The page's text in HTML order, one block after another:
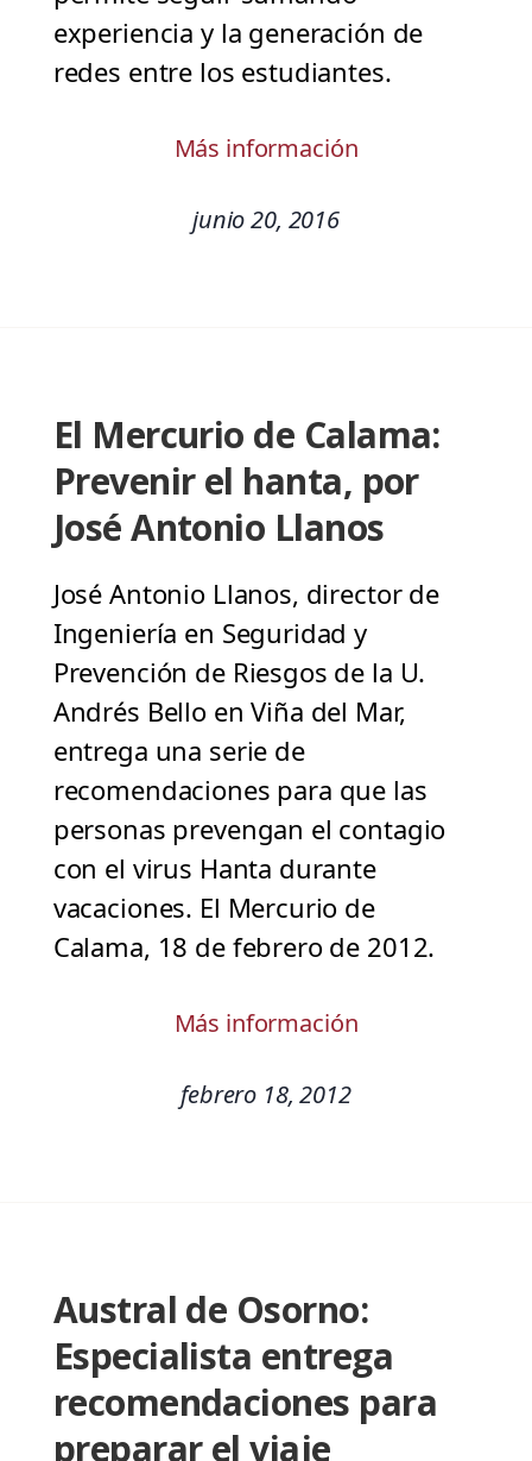
experiencia y la generación de
redes entre los estudiantes.
Más información
junio 20, 2016
El Mercurio de Calama:
Prevenir el hanta, por
José Antonio Llanos
José Antonio Llanos, director de
Ingeniería en Seguridad y
Prevención de Riesgos de la U.
Andrés Bello en Viña del Mar,
entrega una serie de
recomendaciones para que las
personas prevengan el contagio
con el virus Hanta durante
vacaciones. El Mercurio de
Calama, 18 de febrero de 2012.
Más información
febrero 18, 2012
Austral de Osorno:
Especialista entrega
recomendaciones para
preparar el viaje